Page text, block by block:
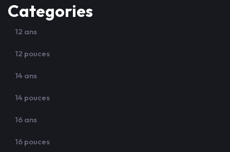
Categories
12 ans
12 pouces
14 ans
14 pouces
16 ans
16 pouces